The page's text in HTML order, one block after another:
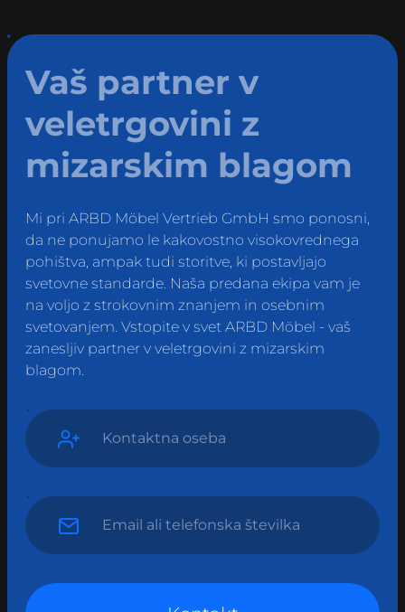
Vaš partner v
veletrgovini z
mizarskim blagom
Mi pri ARBD Möbel Vertrieb GmbH smo ponosni,
da ne ponujamo le kakovostno visokovrednega
pohištva, ampak tudi storitve, ki postavljajo
svetovne standarde. Naša predana ekipa vam je
na voljo z strokovnim znanjem in osebnim
svetovanjem. Vstopite v svet ARBD Möbel - vaš
zanesljiv partner v veletrgovini z mizarskim
blagom.